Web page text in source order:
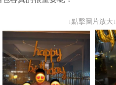
↓點擊圖片放大↓